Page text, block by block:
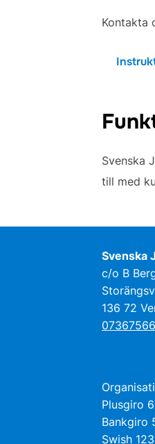
Kontakta
Svenska
till med
Svenska
c/o B
136 72
Plusgiro
Bankgiro
Swish